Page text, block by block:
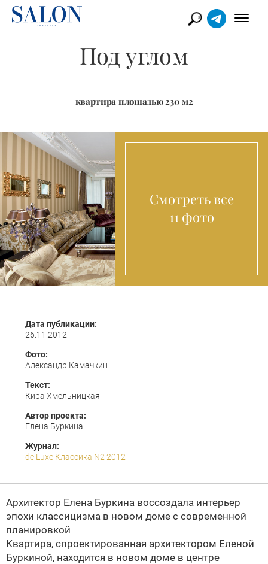
Под углом
квартира площадью 230 м2
Смотреть все
11 фото
Дата публикации:
26.11.2012
Фото:
Александр Камачкин
Текст:
Кира Хмельницкая
Автор проекта:
Елена Буркина
Журнал:
de Luxe Классика N2 2012
Архитектор Елена Буркина воссоздала интерьер
эпохи классицизма в новом доме с современной
планировкой
Квартира, спроектированная архитектором Еленой
Буркиной, находится в новом доме в центре